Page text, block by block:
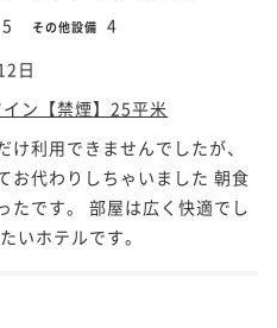
5 その他設備 4
日
ン【禁煙】25平米
利用できませんでしたが、
お代わりしちゃいました 朝食
たです。 部屋は広く快適でし
いホテルです。